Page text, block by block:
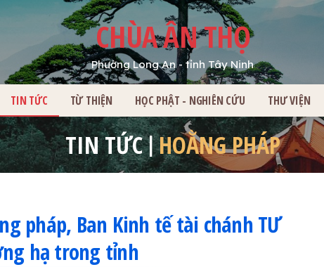
CHÙA ÂN THỌ
Phường Long An - tỉnh Tây Ninh
CHỦ
TIN TỨC TỪ THIỆN HỌC PHẬT - NGHIÊN CỨU THƯ VIỆN
TIN TỨC HOẰNG PHÁP
pháp, Ban Kinh tế tài chánh TƯ
hạ trong tỉnh